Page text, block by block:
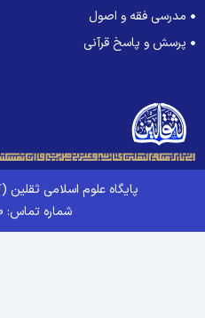
مدرسی فقه و اصول
پرسش و پاسخ قرآنی
پایگاه علوم اسلامی
شماره تماس: 79390 - 021